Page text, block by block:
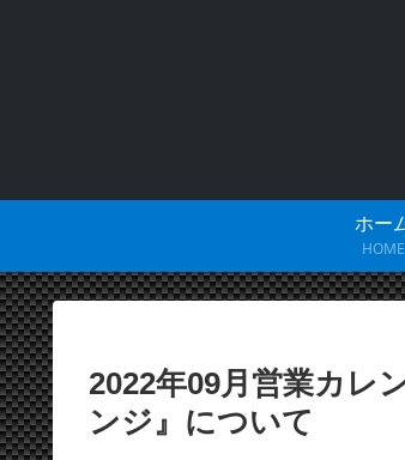
ホー
HOME
2022年09月営業カレ
ンジ』について